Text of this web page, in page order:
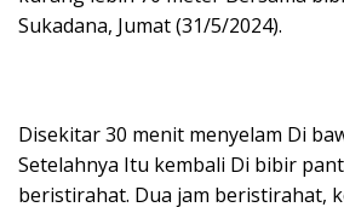
Sukadana, Jumat (31/5/2024).
Disekitar 30 menit menyelam Di
Setelahnya Itu kembali Di bibir
beristirahat. Dua jam beristirahat,